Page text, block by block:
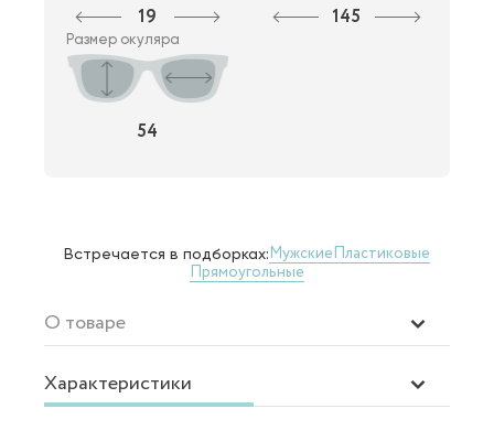
19 145
Размер окуляра
54
Встречается в подборках:МужскиеПластиковые
Прямоугольные
О товаре
Характеристики